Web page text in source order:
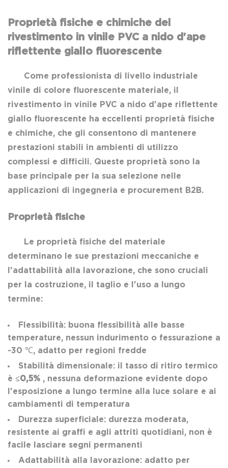
Proprietà fisiche e chimiche del
rivestimento in vinile PVC a nido d'ape
riflettente giallo fluorescente
Come professionista di livello industriale
vinile di colore fluorescente materiale, il
rivestimento in vinile PVC a nido d'ape riflettente
giallo fluorescente ha eccellenti proprietà fisiche
e chimiche, che gli consentono di mantenere
prestazioni stabili in ambienti di utilizzo
complessi e difficili. Queste proprietà sono la
base principale per la sua selezione nelle
applicazioni di ingegneria e procurement B2B.
Proprietà fisiche
Le proprietà fisiche del materiale
determinano le sue prestazioni meccaniche e
l'adattabilità alla lavorazione, che sono cruciali
per la costruzione, il taglio e l'uso a lungo
termine:
Flessibilità: buona flessibilità alle basse
temperature, nessun indurimento o fessurazione a
-30 ℃, adatto per regioni fredde
Stabilità dimensionale: il tasso di ritiro termico
è ≤0,5% , nessuna deformazione evidente dopo
l'esposizione a lungo termine alla luce solare e ai
cambiamenti di temperatura
Durezza superficiale: durezza moderata,
resistente ai graffi e agli attriti quotidiani, non è
facile lasciare segni permanenti
Adattabilità alla lavorazione: adatto per